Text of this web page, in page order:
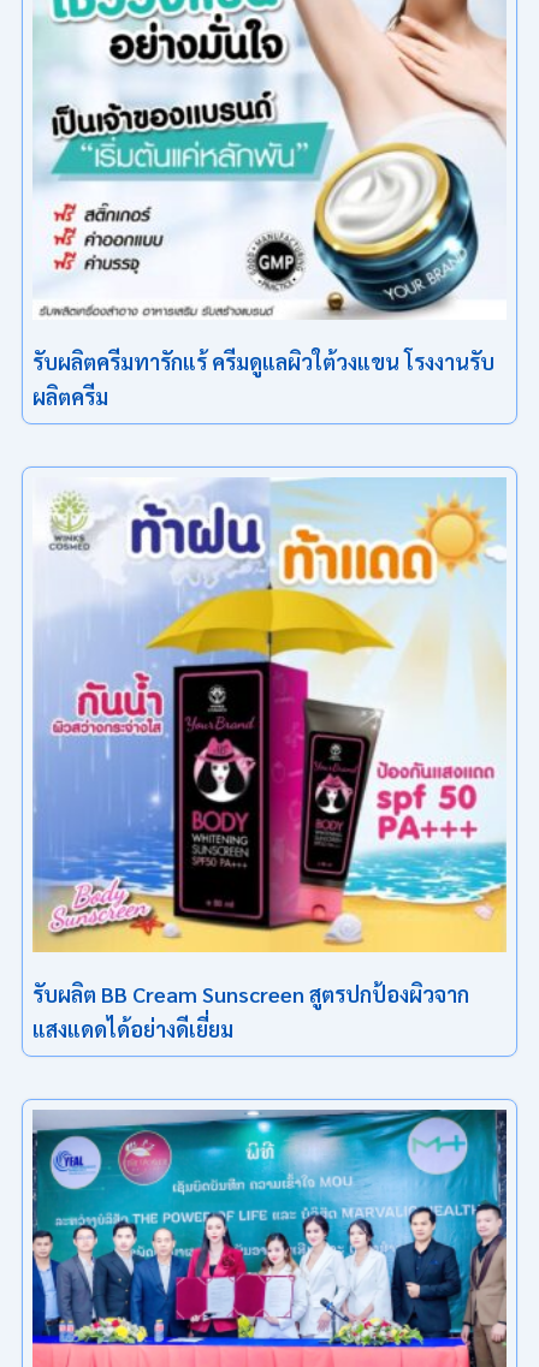
รับผลิตครีมทารักแร้ ครีมดูแลผิวใต้วงแขน โรงงานรับ
ผลิตครีม
รับผลิต BB Cream Sunscreen สูตรปกป้องผิวจาก
แสงแดดได้อย่างดีเยี่ยม